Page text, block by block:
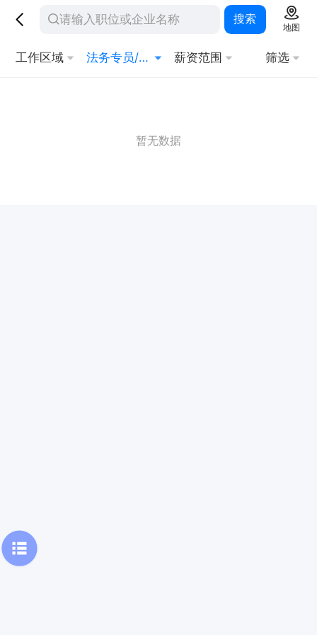
搜索
地图
工作区域 法务专员/主管 薪资范围 筛选
暂无数据